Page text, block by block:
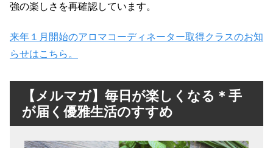
強の楽しさを再確認しています。
来年１月開始のアロマコーディネーター取得クラスのお知
らせはこちら。
【メルマガ】毎日が楽しくなる＊手
が届く優雅生活のすすめ